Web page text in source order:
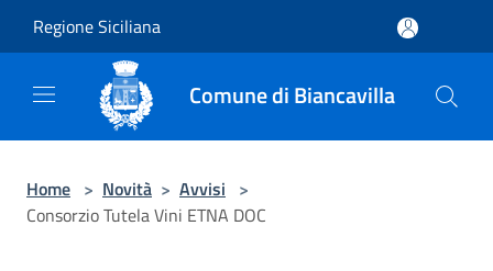
Regione Siciliana
Comune di Biancavilla
Home > Novità > Avvisi >
Consorzio Tutela Vini ETNA DOC